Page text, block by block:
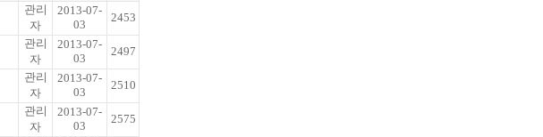
관리
자
2013-07-
03
2453
관리
자
2013-07-
03
2497
관리
자
2013-07-
03
2510
관리
자
2013-07-
03
2575